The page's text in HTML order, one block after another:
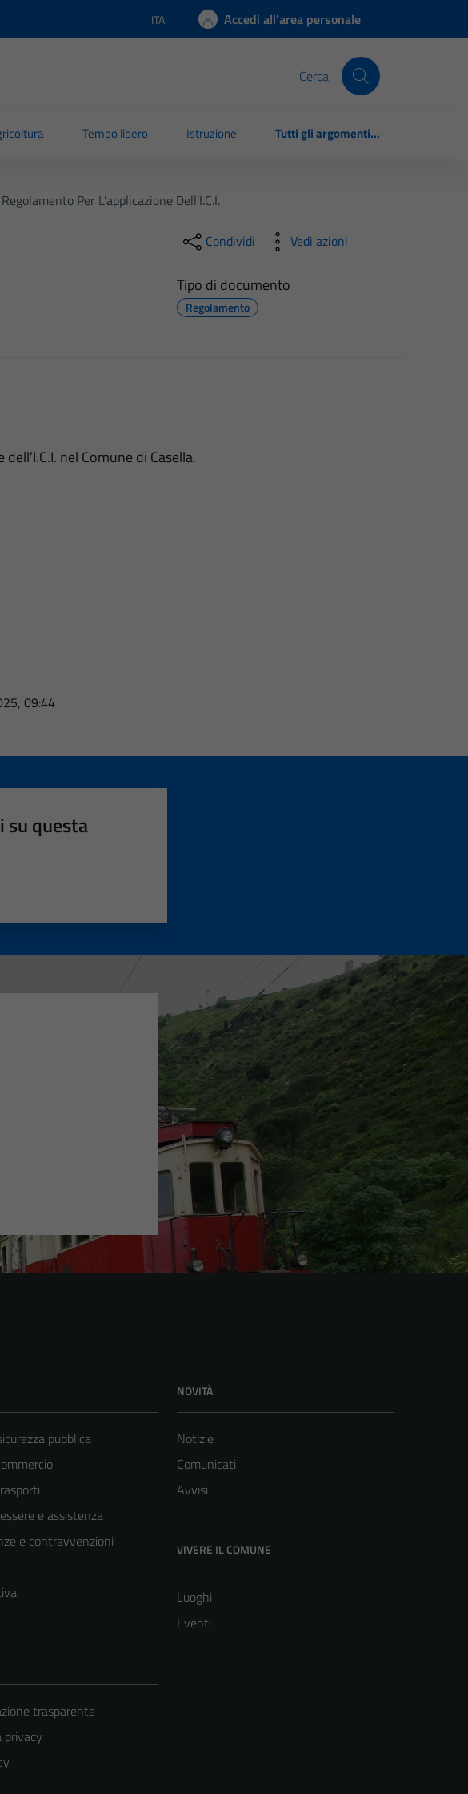
Lingua attiva:
ITA Accedi all'area personale
Cerca
Tempo libero Istruzione Tutti gli argomenti...
Regolamento Per L’applicazione Dell’I.C.I.
Condividi Vedi azioni
Tipo di documento
Regolamento
nel Comune di Casella.
09:44
su questa
pubblica
e assistenza
e contravvenzioni
NOVITÀ
Notizie
Comunicati
Avvisi
VIVERE IL COMUNE
Luoghi
Eventi
trasparente